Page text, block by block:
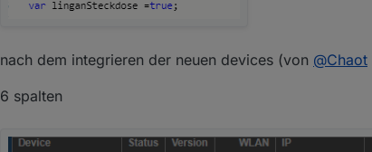
nach dem integrieren der neuen devices (von @Chaot
6 spalten